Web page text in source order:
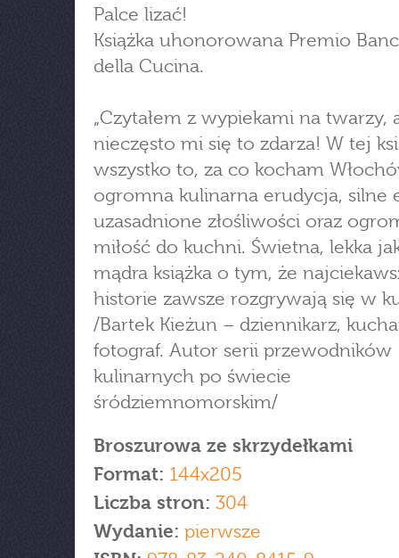
Palce lizać!
Książka uhonorowana Premio
della Cucina.
„Czytałem z wypiekami na twarzy,
nieczęsto mi się to zdarza! W tej
wszystko to, za co kocham
ogromna kulinarna erudycja, silne
uzasadnione złośliwości oraz
miłość do kuchni. Świetna, lekka
mądra książka o tym, że
historie zawsze rozgrywają się w
/Bartek Kieżun – dziennikarz,
fotograf. Autor serii przewodników
kulinarnych po świecie
śródziemnomorskim/
Broszurowa ze skrzydełkami
Format: 144x205
Liczba stron: 304
Wydanie: pierwsze